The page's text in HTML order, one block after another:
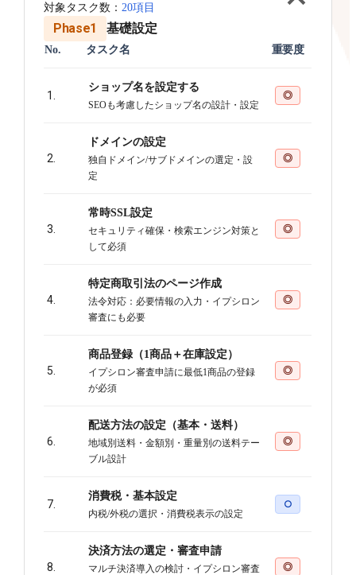
対象タスク数： 20項目
Phase1 基礎設定
No. タスク名 重要度
1.
ショップ名を設定する
SEOも考慮したショップ名の設計・設定
◎
2.
ドメインの設定
独自ドメイン/サブドメインの選定・設
定
◎
3.
常時SSL設定
セキュリティ確保・検索エンジン対策と
して必須
◎
4.
特定商取引法のページ作成
法令対応：必要情報の入力・イプシロン
審査にも必要
◎
5.
商品登録（1商品＋在庫設定）
イプシロン審査申請に最低1商品の登録
が必須
◎
6.
配送方法の設定（基本・送料）
地域別送料・金額別・重量別の送料テー
ブル設計
◎
7.
消費税・基本設定
内税/外税の選択・消費税表示の設定
○
8.
決済方法の選定・審査申請
マルチ決済導入の検討・イプシロン審査
◎